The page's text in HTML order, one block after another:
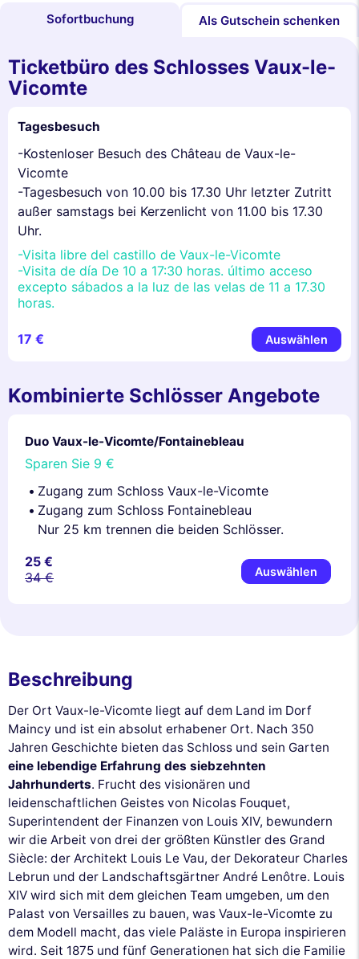
Sofortbuchung Als Gutschein schenken
Ticketbüro des Schlosses Vaux-le-
Vicomte
Tagesbesuch
-Kostenloser Besuch des Château de Vaux-le-
Vicomte
-Tagesbesuch von 10.00 bis 17.30 Uhr letzter Zutritt
außer samstags bei Kerzenlicht von 11.00 bis 17.30
Uhr.
-Visita libre del castillo de Vaux-le-Vicomte
-Visita de día De 10 a 17:30 horas. último acceso
excepto sábados a la luz de las velas de 11 a 17.30
horas.
17 € Auswählen
Kombinierte Schlösser Angebote
Duo Vaux-le-Vicomte/Fontainebleau
Sparen Sie 9 €
Zugang zum Schloss Vaux-le-Vicomte
Zugang zum Schloss Fontainebleau
Nur 25 km trennen die beiden Schlösser.
25 €
34 €
Auswählen
Beschreibung
Der Ort Vaux-le-Vicomte liegt auf dem Land im Dorf
Maincy und ist ein absolut erhabener Ort. Nach 350
Jahren Geschichte bieten das Schloss und sein Garten
eine lebendige Erfahrung des siebzehnten
Jahrhunderts. Frucht des visionären und
leidenschaftlichen Geistes von Nicolas Fouquet,
Superintendent der Finanzen von Louis XIV, bewundern
wir die Arbeit von drei der größten Künstler des Grand
Siècle: der Architekt Louis Le Vau, der Dekorateur Charles
Lebrun und der Landschaftsgärtner André Lenôtre. Louis
XIV wird sich mit dem gleichen Team umgeben, um den
Palast von Versailles zu bauen, was Vaux-le-Vicomte zu
dem Modell macht, das viele Paläste in Europa inspirieren
wird. Seit 1875 und fünf Generationen hat sich die Familie